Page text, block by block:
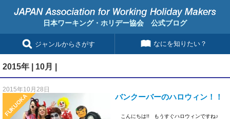
日本ワーキング・ホリデー協会 公式ブログ
ジャンルからさがす なにを知りたい？
2015年 | 10月 |
2015年10月28日
FUKUOKA バンクーバーのハロウィン！！
こんにちは!! もうすぐハロウィンですね♪